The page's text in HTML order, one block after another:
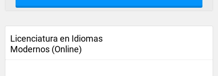
Licenciatura en Idiomas
Modernos (Online)